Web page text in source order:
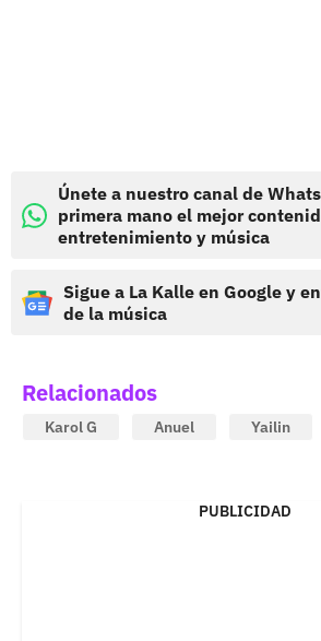
Únete a nuestro canal de
primera mano el mejor
entretenimiento y música
Sigue a La Kalle en Google y
de la música
Relacionados
Karol G Anuel Yailin
PUBLICIDAD